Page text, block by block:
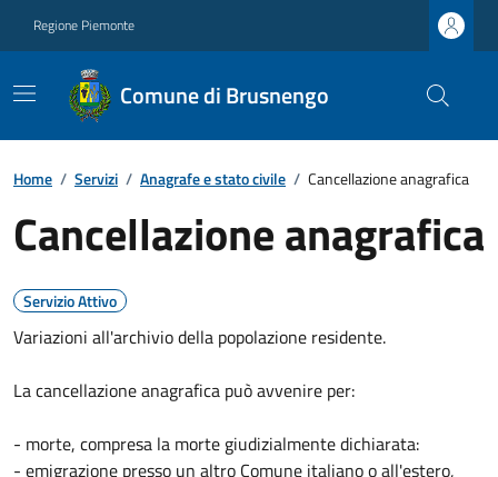
Regione Piemonte
Comune di Brusnengo
Home / Servizi / Anagrafe e stato civile / Cancellazione anagrafica
Cancellazione anagrafica
Servizio Attivo
Variazioni all'archivio della popolazione residente.
La cancellazione anagrafica può avvenire per:
- morte, compresa la morte giudizialmente dichiarata:
- emigrazione presso un altro Comune italiano o all'estero,